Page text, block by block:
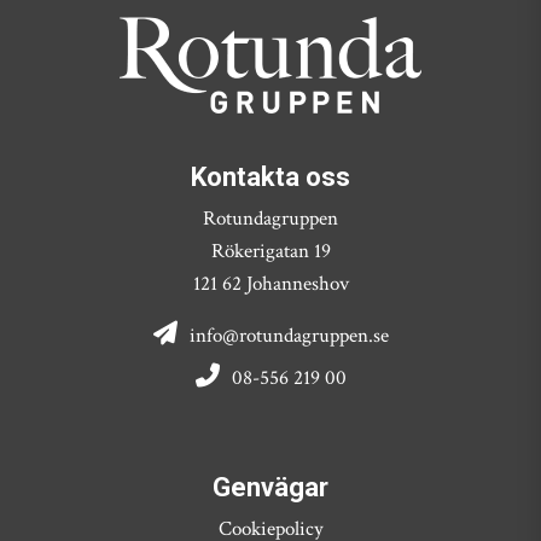
Kontakta oss
Rotundagruppen
Rökerigatan 19
121 62 Johanneshov
info@rotundagruppen.se
08-556 219 00
Genvägar
Cookiepolicy